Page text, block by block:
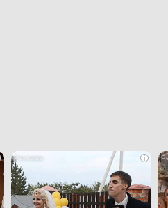
i